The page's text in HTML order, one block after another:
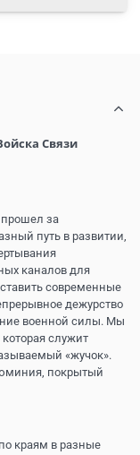
Связи
прошел за
путь в развитии,
каналов для
современные
дежурство
военной силы. Мы
служит
«жучок».
покрытый
краям в разные